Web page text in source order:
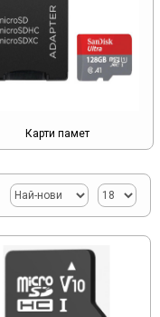
Карти памет